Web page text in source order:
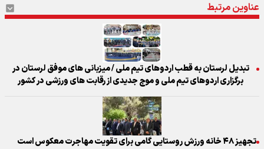
عناوین مرتبط
تبدیل لرستان به قطب اردوهای تیم ملی / میزبانی های موفق لرستان در
برگزاری اردوهای تیم ملی و موج جدیدی از رقابت های ورزشی در کشور
تجهیز ۴۸ خانه ورزش روستایی گامی برای تقویت مهاجرت معکوس است